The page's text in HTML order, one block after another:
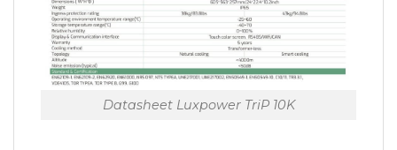
Datasheet Luxpower TriP 10K